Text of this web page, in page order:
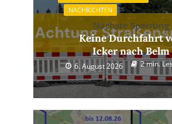
NACHRICHTEN
Nächste Sperrung
Keine Durchfahrt
Icker nach Belm
6. August 2026 2 min.